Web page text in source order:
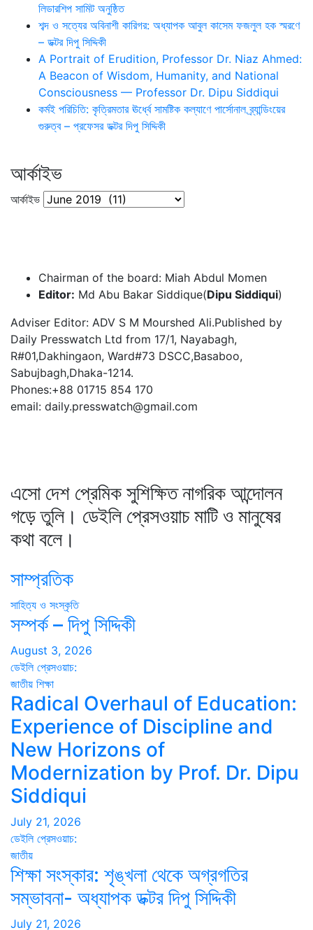
লিডারশিপ সামিট অনুষ্ঠিত
শব্দ ও সত্যের অবিনাশী কারিগর: অধ্যাপক আবুল কাসেম ফজলুল হক স্মরণে
– ডক্টর দিপু সিদ্দিকী
A Portrait of Erudition, Professor Dr. Niaz Ahmed:
A Beacon of Wisdom, Humanity, and National
Consciousness — Professor Dr. Dipu Siddiqui
কর্মই পরিচিতি: কৃত্রিমতার ঊর্ধ্বে সামষ্টিক কল্যাণে পার্সোনাল ব্র্যান্ডিংয়ের
গুরুত্ব – প্রফেসর ডক্টর দিপু সিদ্দিকী
আর্কাইভ
আর্কাইভ
Chairman of the board: Miah Abdul Momen
Editor: Md Abu Bakar Siddique(Dipu Siddiqui)
Adviser Editor: ADV S M Mourshed Ali.Published by
Daily Presswatch Ltd from 17/1, Nayabagh,
R#01,Dakhingaon, Ward#73 DSCC,Basaboo,
Sabujbagh,Dhaka-1214.
Phones:+88 01715 854 170
email: daily.presswatch@gmail.com
এসো দেশ প্রেমিক সুশিক্ষিত নাগরিক আন্দোলন
গড়ে তুলি। ডেইলি প্রেসওয়াচ মাটি ও মানুষের
কথা বলে।
সাম্প্রতিক
সাহিত্য ও সংস্কৃতি
সম্পর্ক – দিপু সিদ্দিকী
August 3, 2026
ডেইলি প্রেসওয়াচ:
জাতীয় শিক্ষা
Radical Overhaul of Education:
Experience of Discipline and
New Horizons of
Modernization by Prof. Dr. Dipu
Siddiqui
July 21, 2026
ডেইলি প্রেসওয়াচ:
জাতীয়
শিক্ষা সংস্কার: শৃঙ্খলা থেকে অগ্রগতির
সম্ভাবনা- অধ্যাপক ডক্টর দিপু সিদ্দিকী
July 21, 2026